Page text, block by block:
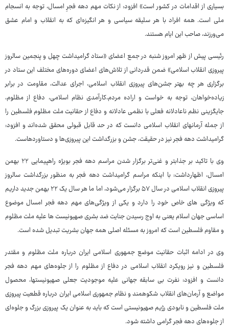
بسیاری از اقدامات در کشور است» افزود: از نکات مهم دهه فجرِ امسال، توجه به انسجام
ملی است. همه افراد با هر سلیقه سیاسی و هر انگیزه‌ای که به انقلاب و امام عشق
می‌ورزند، صاحب این ایام هستند.
رئیسی پیش از ظهر امروز شنبه در جمع اعضای «ستاد گرامیداشت چهل و پنجمین سالروز
پیروزی انقلاب اسلامی» ضمن قدردانی از تلاش‌های اعضای دوره‌های مختلف این ستاد در
برگزاری هر چه بهتر جشن‌های پیروزی انقلاب اسلامی، اجرای عدالت، مقاومت در برابر
زیاده‌خواهان، توجه به خواست و اراده مردم،کارآمدی نظام اسلامی، دفاع از مظلوم،
جایگزینی نظم ناعادلانه فعلی با نظمی عادلانه و دفاع از حقانیت ملت مظلوم فلسطین را
از جمله آرمانهای انقلاب اسلامی دانست که در حد قابل قبولی محقق شده‌اند و افزود:
گرامیداشت دهه فجر نیز در حقیقت، جشن و بزرگداشت این پیروزی‌ها و دستاوردهاست.
وی با تاکید بر جذابتر و غنی‌تر برگزار شدن مراسم دهه فجر بویژه راهپیمایی ۲۲ بهمن
امسال، اظهارداشت: با اینکه مراسم گرامیداشت دهه فجر به منظور بزرگداشت سالروز
پیروزی انقلاب اسلامی در سال ۵۷ برگزار می‌شود، اما ما هر سال یک ۲۲ بهمن جدید داریم
که ویژگی‌ های خاص خود را دارد و یکی از ویژگی‌های مهم دهه فجر امسال موضوع
اساسی جهان اسلام یعنی به اوج رسیدن جنایت ضد بشری صهیونیست ها علیه ملت مظلوم
و مقاوم فلسطین است که امروز به مسئله اصلی همه جهان بشریت تبدیل شده است.
وی در ادامه اثبات حقانیت موضع جمهوری اسلامی ایران درباره ملت مظلوم و مقتدر
فلسطین و نیز رویکرد انقلاب اسلامی در دفاع از مظلوم را از جلوه‌های مهم دهه فجر
دانست و افزود: نفرت بی سابقه جهانی علیه موجودیت جعلی صهیونیستها، محصول
مواضع و آرمان‌های انقلاب شکوهمند و نظام جمهوری اسلامی ایران درباره قطعیت پیروزی
ملت فلسطین و نابودی رژیم صهیونیستی است که باید به عنوان یک پیروزی بزرگ و جلوه‌ای
از جلوه‌های دهه فجر گرامی داشته شود.